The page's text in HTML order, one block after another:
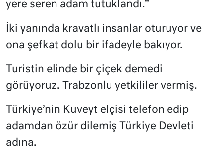
yere seren adam tutuklandı.”
İki yanında kravatlı insanlar oturuyor ve
ona şefkat dolu bir ifadeyle bakıyor.
Turistin elinde bir çiçek demedi
görüyoruz. Trabzonlu yetkililer vermiş.
Türkiye’nin Kuveyt elçisi telefon edip
adamdan özür dilemiş Türkiye Devleti
adına.